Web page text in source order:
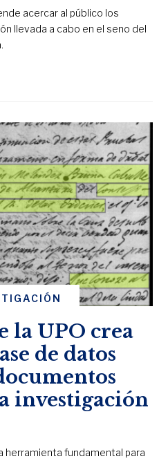
acercar al público los
llevada a cabo en el seno del
la UPO crea
de datos
investigación
herramienta fundamental para